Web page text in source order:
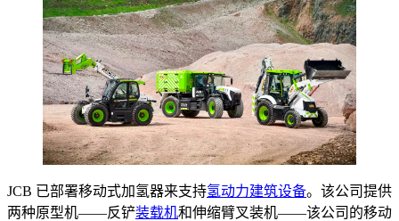
JCB 已部署移动式加氢器来支持氢动力建筑设备。该公司提供
两种原型机——反铲装载机和伸缩臂叉装机——该公司的移动